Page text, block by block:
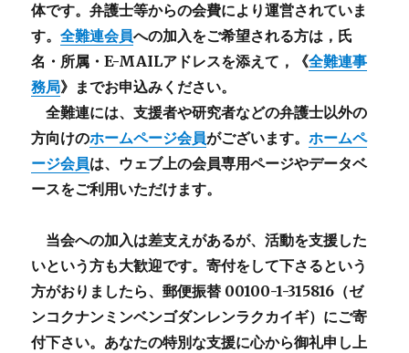
体です。弁護士等からの会費により運営されていま
す。全難連会員への加入をご希望される方は，氏
名・所属・E-MAILアドレスを添えて，《全難連事
務局》までお申込みください。
全難連には、支援者や研究者などの弁護士以外の
方向けのホームページ会員がございます。ホームペ
ージ会員は、ウェブ上の会員専用ページやデータベ
ースをご利用いただけます。
当会への加入は差支えがあるが、活動を支援した
いという方も大歓迎です。寄付をして下さるという
方がおりましたら、郵便振替 00100-1-315816（ゼ
ンコクナンミンベンゴダンレンラクカイギ）にご寄
付下さい。あなたの特別な支援に心から御礼申し上